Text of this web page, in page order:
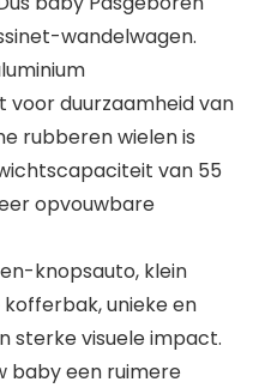
wandelwagen.
duurzaamheid van
rubberen wielen is
van 55
opvouwbare
knopsauto, klein
unieke en
sterke visuele impact.
baby een ruimere